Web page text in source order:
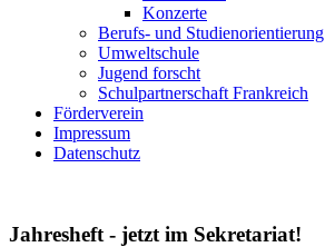
Konzerte
Berufs- und Studienorientierung
Umweltschule
Jugend forscht
Schulpartnerschaft Frankreich
Förderverein
Impressum
Datenschutz
Jahresheft - jetzt im Sekretariat!